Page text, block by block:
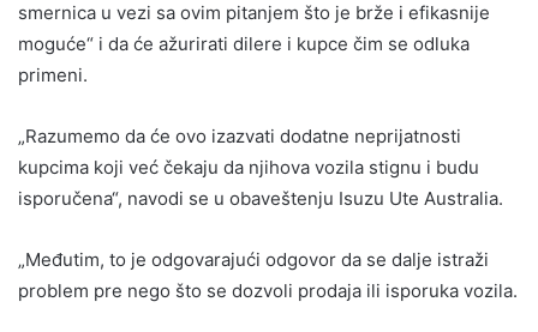
smernica u vezi sa ovim pitanjem što je brže i efikasnije
moguće“ i da će ažurirati dilere i kupce čim se odluka
primeni.
„Razumemo da će ovo izazvati dodatne neprijatnosti
kupcima koji već čekaju da njihova vozila stignu i budu
isporučena“, navodi se u obaveštenju Isuzu Ute Australia.
„Međutim, to je odgovarajući odgovor da se dalje istraži
problem pre nego što se dozvoli prodaja ili isporuka vozila.